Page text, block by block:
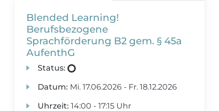
Blended Learning!
Berufsbezogene
Sprachförderung B2 gem. § 45a
AufenthG
Status:
Datum: Mi. 17.06.2026 - Fr. 18.12.2026
Uhrzeit: 14:00 - 17:15 Uhr